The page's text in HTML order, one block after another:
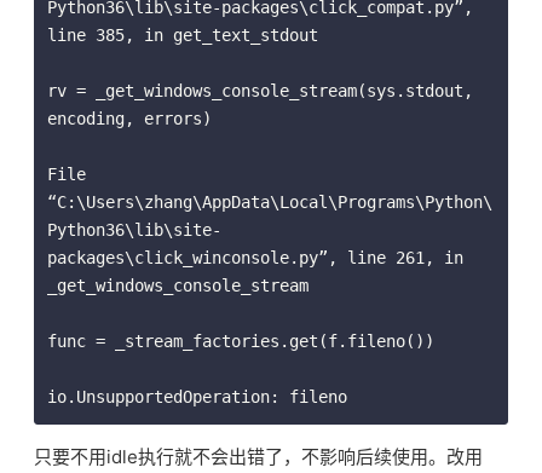
Python36\lib\site-packages\click_compat.py”,
line 385, in get_text_stdout
rv = _get_windows_console_stream(sys.stdout,
encoding, errors)
File
“C:\Users\zhang\AppData\Local\Programs\Python\
Python36\lib\site-
packages\click_winconsole.py”, line 261, in
_get_windows_console_stream
func = _stream_factories.get(f.fileno())
io.UnsupportedOperation: fileno
只要不用idle执行就不会出错了，不影响后续使用。改用